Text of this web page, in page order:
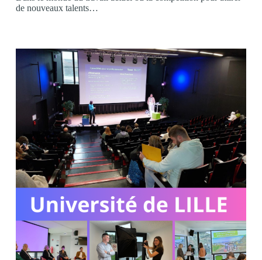
de nouveaux talents…